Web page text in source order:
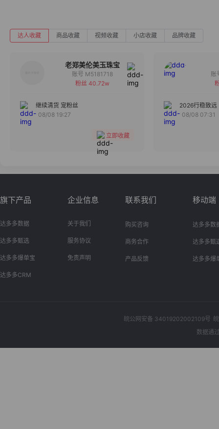
达人收藏 商品收藏 视频收藏 小店收藏 品牌收藏
老郑美伦美玉珠宝
备注
账号 M5181718
粉丝 40.72w
继续清货 宠粉丝
08/08 19:27
立即收藏
2026行稳致远
08/08 07:31
旗下产品
达多多数据
达多多甄选
达多多爆单宝
达多多CRM
企业信息
关于我们
服务协议
免责声明
联系我们
购买咨询
商务合作
产品反馈
移动端
达多多数
达多多甄
达多多爆
皖公网安备 34019202002109号
数据通